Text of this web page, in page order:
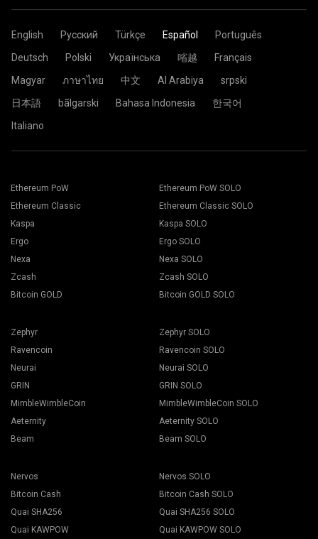
English Русский Türkçe Español
Português
Deutsch
Polski Українська 㗂越
Français
Magyar
ภาษาไทย 中文 Al Arabiya
srpski
日本語
bãlgarski Bahasa Indonesia
한국어
Italiano
Ethereum PoW
Ethereum Classic
Kaspa
Ergo
Nexa
Zcash
Bitcoin GOLD
Ethereum PoW SOLO
Ethereum Classic SOLO
Kaspa SOLO
Ergo SOLO
Nexa SOLO
Zcash SOLO
Bitcoin GOLD SOLO
Zephyr
Ravencoin
Neurai
GRIN
MimbleWimbleCoin
Aeternity
Beam
Zephyr SOLO
Ravencoin SOLO
Neurai SOLO
GRIN SOLO
MimbleWimbleCoin SOLO
Aeternity SOLO
Beam SOLO
Nervos
Bitcoin Cash
Quai SHA256
Quai KAWPOW
Nervos SOLO
Bitcoin Cash SOLO
Quai SHA256 SOLO
Quai KAWPOW SOLO